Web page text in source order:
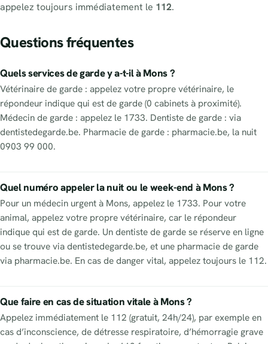
appelez toujours immédiatement le 112.
Questions fréquentes
Quels services de garde y a-t-il à Mons ?
Vétérinaire de garde : appelez votre propre vétérinaire, le
répondeur indique qui est de garde (0 cabinets à proximité).
Médecin de garde : appelez le 1733. Dentiste de garde : via
dentistedegarde.be. Pharmacie de garde : pharmacie.be, la nuit
0903 99 000.
Quel numéro appeler la nuit ou le week-end à Mons ?
Pour un médecin urgent à Mons, appelez le 1733. Pour votre
animal, appelez votre propre vétérinaire, car le répondeur
indique qui est de garde. Un dentiste de garde se réserve en ligne
ou se trouve via dentistedegarde.be, et une pharmacie de garde
via pharmacie.be. En cas de danger vital, appelez toujours le 112.
Que faire en cas de situation vitale à Mons ?
Appelez immédiatement le 112 (gratuit, 24h/24), par exemple en
cas d’inconscience, de détresse respiratoire, d’hémorragie grave